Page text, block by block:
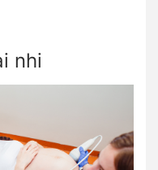
nhi